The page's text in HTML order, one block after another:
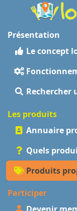
Présentation
Le concept
Rechercher
Les produits
Annuaire
Quels
Produits
Participer